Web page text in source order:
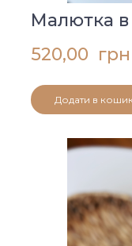
Малютка
520,00  грн
Додати в